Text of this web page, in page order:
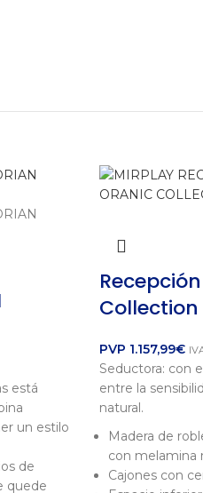
está
un estilo
de
quede
Collection
PVP 1.157,99€
Seductora: con
entre la
natural.
Madera de
con melamina
Cajones con